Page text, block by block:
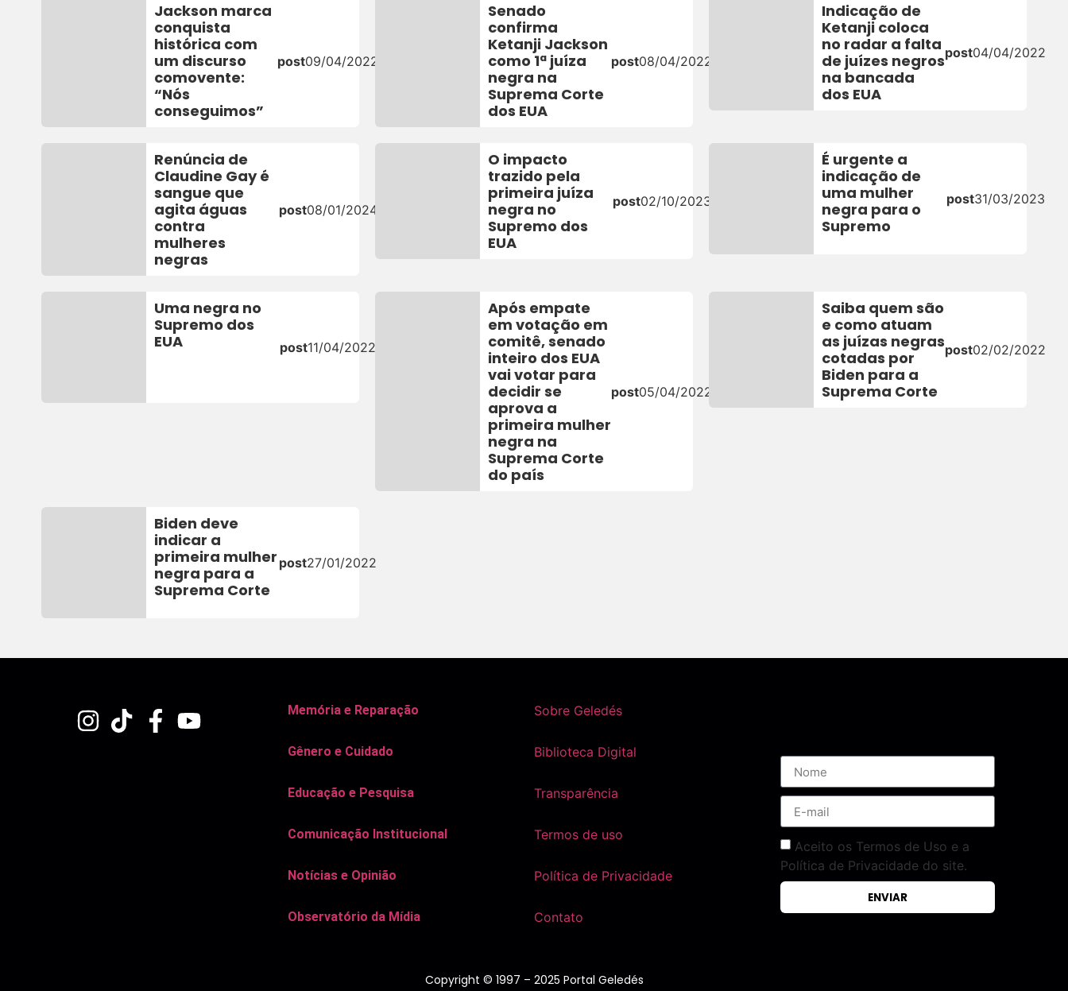
Jackson marca
conquista
histórica com
um discurso
comovente:
“Nós
conseguimos”
post09/04/2022
Senado
confirma
Ketanji Jackson
como 1ª juíza
negra na
Suprema Corte
dos EUA
post08/04/2022
Indicação de
Ketanji coloca
no radar a falta
de juízes negros
na bancada
dos EUA
post04/04/2022
Renúncia de
Claudine Gay é
sangue que
agita águas
contra
mulheres
negras
post08/01/2024
O impacto
trazido pela
primeira juíza
negra no
Supremo dos
EUA
post02/10/2023
É urgente a
indicação de
uma mulher
negra para o
Supremo
post31/03/2023
Uma negra no
Supremo dos
EUA
post11/04/2022
Após empate
em votação em
comitê, senado
inteiro dos EUA
vai votar para
decidir se
aprova a
primeira mulher
negra na
Suprema Corte
do país
post05/04/2022
Saiba quem são
e como atuam
as juízas negras
cotadas por
Biden para a
Suprema Corte
post02/02/2022
Biden deve
indicar a
primeira mulher
negra para a
Suprema Corte
post27/01/2022
Memória e Reparação
Gênero e Cuidado
Educação e Pesquisa
Comunicação Institucional
Notícias e Opinião
Observatório da Mídia
Sobre Geledés
Biblioteca Digital
Transparência
Termos de uso
Política de Privacidade
Contato
Aceito os Termos de Uso e a
Política de Privacidade do site.
ENVIAR
Copyright © 1997 – 2025 Portal Geledés